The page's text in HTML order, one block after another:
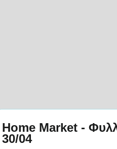
Home Market -
30/04